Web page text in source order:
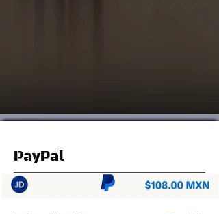
PayPal